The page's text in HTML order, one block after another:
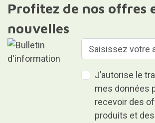
Profitez de nos offres
nouvelles
J’autorise le
mes données
recevoir des
produits et